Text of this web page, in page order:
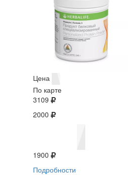
Цена
По карте
3109
2000
1900
Подробности